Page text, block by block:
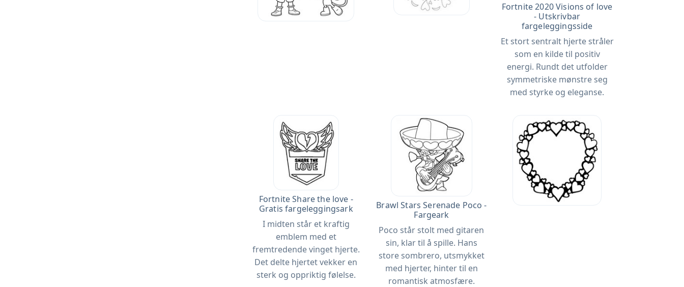
Fortnite 2020 Visions of love
- Utskrivbar
fargeleggingsside
Et stort sentralt hjerte stråler
som en kilde til positiv
energi. Rundt det utfolder
symmetriske mønstre seg
med styrke og eleganse.
Fortnite Share the love -
Gratis fargeleggingsark
I midten står et kraftig
emblem med et
fremtredende vinget hjerte.
Det delte hjertet vekker en
sterk og oppriktig følelse.
Brawl Stars Serenade Poco -
Fargeark
Poco står stolt med gitaren
sin, klar til å spille. Hans
store sombrero, utsmykket
med hjerter, hinter til en
romantisk atmosfære.